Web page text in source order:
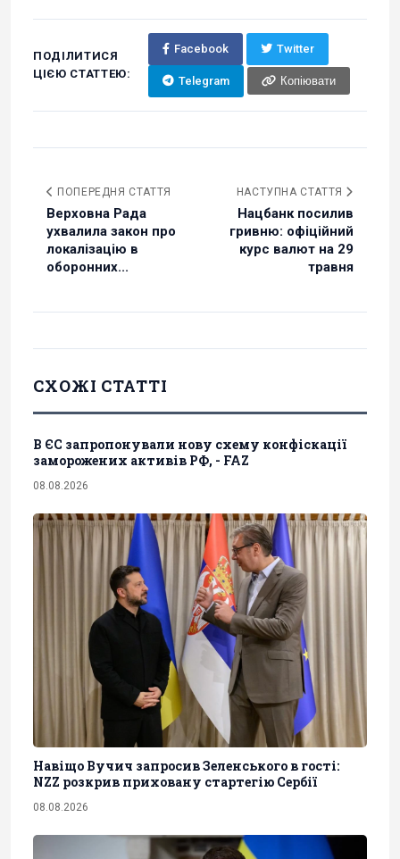
ПОДІЛИТИСЯ
ЦІЄЮ СТАТТЕЮ:
Facebook Twitter
Telegram Копіювати
ПОПЕРЕДНЯ СТАТТЯ
Верховна Рада
ухвалила закон про
локалізацію в
оборонних...
НАСТУПНА СТАТТЯ
Нацбанк посилив
гривню: офіційний
курс валют на 29
травня
СХОЖІ СТАТТІ
В ЄС запропонували нову схему конфіскації
заморожених активів РФ, - FAZ
08.08.2026
Навіщо Вучич запросив Зеленського в гості:
NZZ розкрив приховану стартегію Сербії
08.08.2026